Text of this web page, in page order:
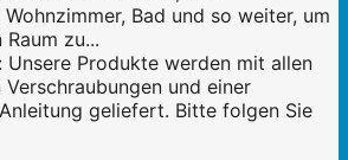
Bad und so weiter, um
zu...
Unsere Produkte werden mit allen
und einer
geliefert. Bitte folgen Sie